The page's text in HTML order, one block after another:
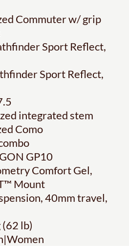
Commuter w/ grip
Sport Reflect,
Sport Reflect,
integrated stem
Como
GP10
Comfort Gel,
Mount
40mm travel,
lb)